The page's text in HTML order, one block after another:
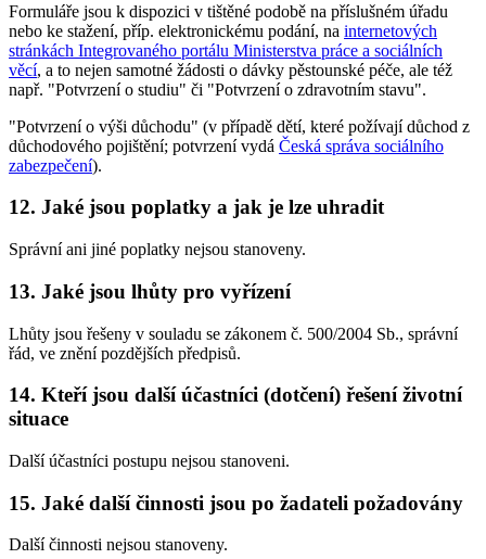
Formuláře jsou k dispozici v tištěné podobě na příslušném úřadu
nebo ke stažení, příp. elektronickému podání, na internetových
stránkách Integrovaného portálu Ministerstva práce a sociálních
věcí, a to nejen samotné žádosti o dávky pěstounské péče, ale též
např. "Potvrzení o studiu" či "Potvrzení o zdravotním stavu".
"Potvrzení o výši důchodu" (v případě dětí, které požívají důchod z
důchodového pojištění; potvrzení vydá Česká správa sociálního
zabezpečení).
12. Jaké jsou poplatky a jak je lze uhradit
Správní ani jiné poplatky nejsou stanoveny.
13. Jaké jsou lhůty pro vyřízení
Lhůty jsou řešeny v souladu se zákonem č. 500/2004 Sb., správní
řád, ve znění pozdějších předpisů.
14. Kteří jsou další účastníci (dotčení) řešení životní
situace
Další účastníci postupu nejsou stanoveni.
15. Jaké další činnosti jsou po žadateli požadovány
Další činnosti nejsou stanoveny.